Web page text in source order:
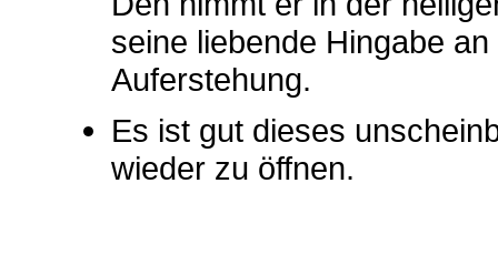
seine liebende Hingabe
Auferstehung.
Es ist gut dieses
wieder zu öffnen.